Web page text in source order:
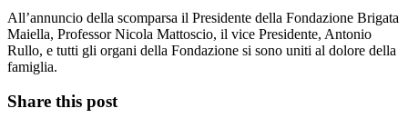
All’annuncio della scomparsa il Presidente della Fondazione Brigata
Maiella, Professor Nicola Mattoscio, il vice Presidente, Antonio
Rullo, e tutti gli organi della Fondazione si sono uniti al dolore della
famiglia.
Share this post